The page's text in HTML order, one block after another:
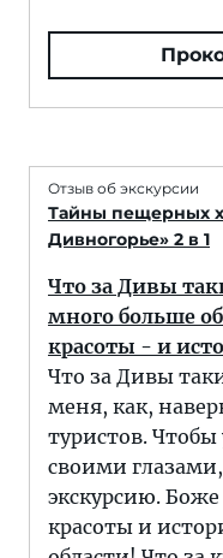
Отзыв об экскурсии
Тайны пещерных
Дивногорье» 2 в 1
Что за Дивы
много больше
красоты - и
Что за Дивы
меня, как,
туристов. Чтобы
своими глазами,
экскурсию.
красоты и